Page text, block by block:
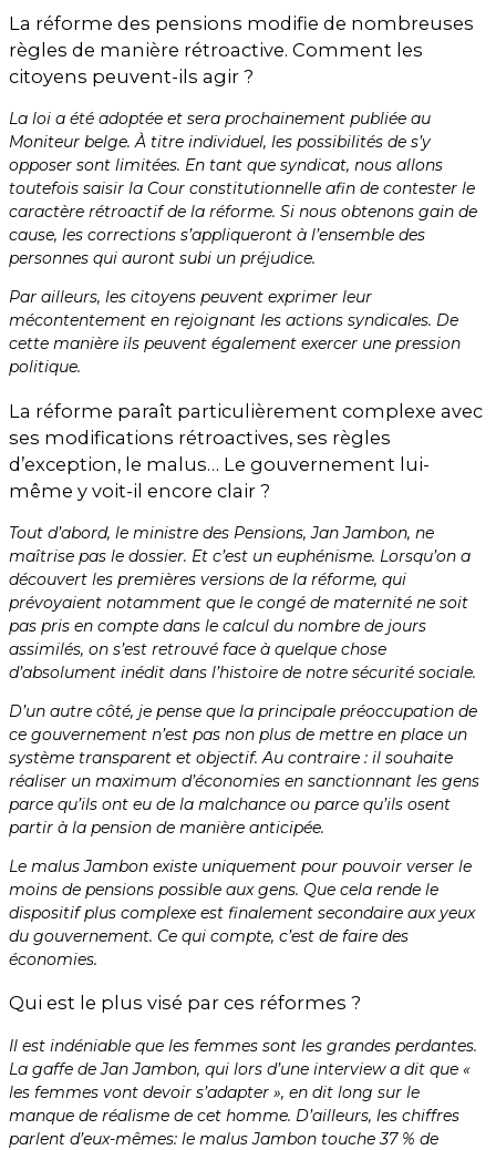
La réforme des pensions modifie de nombreuses
règles de manière rétroactive. Comment les
citoyens peuvent-ils agir ?
La loi a été adoptée et sera prochainement publiée au
Moniteur belge. À titre individuel, les possibilités de s’y
opposer sont limitées. En tant que syndicat, nous allons
toutefois saisir la Cour constitutionnelle afin de contester le
caractère rétroactif de la réforme. Si nous obtenons gain de
cause, les corrections s’appliqueront à l’ensemble des
personnes qui auront subi un préjudice.
Par ailleurs, les citoyens peuvent exprimer leur
mécontentement en rejoignant les actions syndicales. De
cette manière ils peuvent également exercer une pression
politique.
La réforme paraît particulièrement complexe avec
ses modifications rétroactives, ses règles
d’exception, le malus… Le gouvernement lui-
même y voit-il encore clair ?
Tout d’abord, le ministre des Pensions, Jan Jambon, ne
maîtrise pas le dossier. Et c’est un euphénisme. Lorsqu’on a
découvert les premières versions de la réforme, qui
prévoyaient notamment que le congé de maternité ne soit
pas pris en compte dans le calcul du nombre de jours
assimilés, on s’est retrouvé face à quelque chose
d’absolument inédit dans l’histoire de notre sécurité sociale.
D’un autre côté, je pense que la principale préoccupation de
ce gouvernement n’est pas non plus de mettre en place un
système transparent et objectif. Au contraire : il souhaite
réaliser un maximum d’économies en sanctionnant les gens
parce qu’ils ont eu de la malchance ou parce qu’ils osent
partir à la pension de manière anticipée.
Le malus Jambon existe uniquement pour pouvoir verser le
moins de pensions possible aux gens. Que cela rende le
dispositif plus complexe est finalement secondaire aux yeux
du gouvernement. Ce qui compte, c’est de faire des
économies.
Qui est le plus visé par ces réformes ?
Il est indéniable que les femmes sont les grandes perdantes.
La gaffe de Jan Jambon, qui lors d’une interview a dit que «
les femmes vont devoir s’adapter », en dit long sur le
manque de réalisme de cet homme. D’ailleurs, les chiffres
parlent d’eux-mêmes: le malus Jambon touche 37 % de